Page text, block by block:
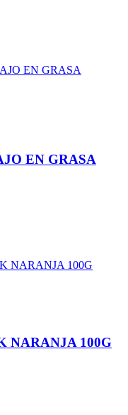
EN GRASA
NARANJA 100G